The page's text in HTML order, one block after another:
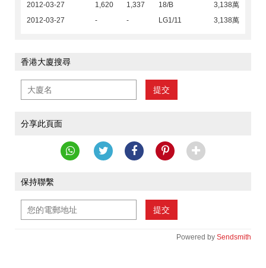
2012-03-27
1,620 1,337 18/B
3,138萬
2012-03-27
- - LG1/11 3,138萬
香港大廈搜尋
提交
分享此頁面
保持聯繫
提交
Powered by Sendsmith